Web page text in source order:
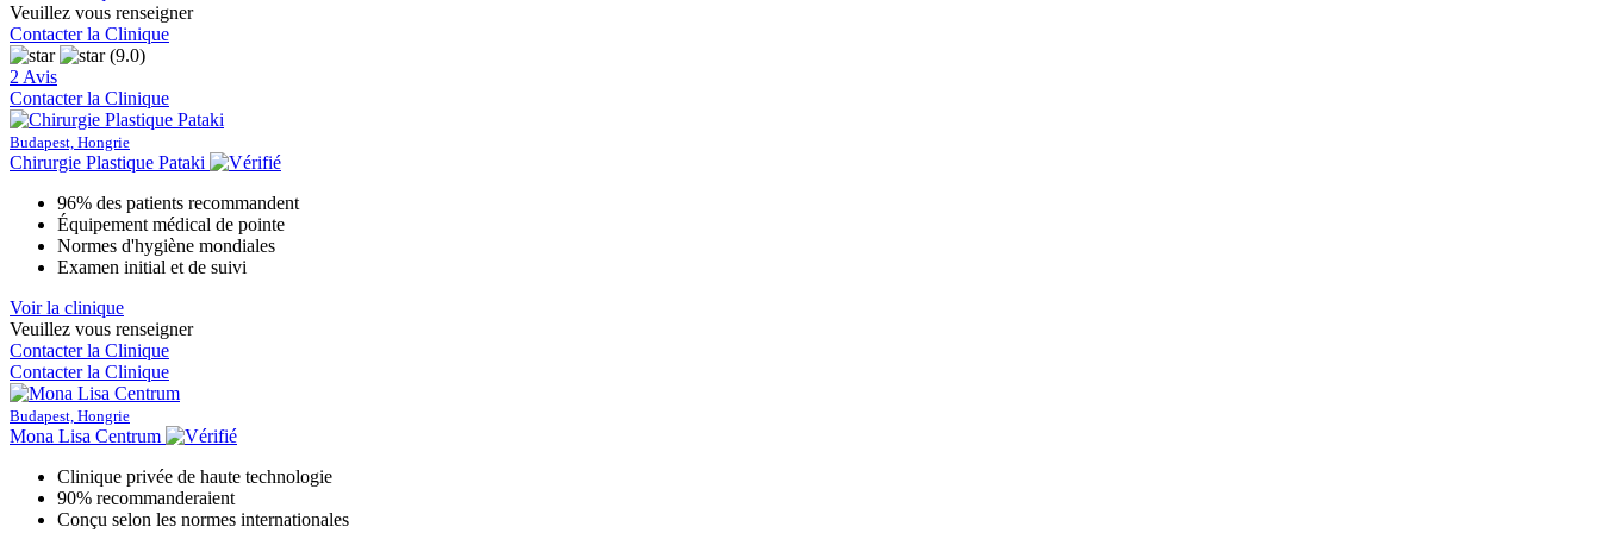
Veuillez vous renseigner
Contacter la Clinique
(9.0)
2 Avis
Contacter la Clinique
Budapest, Hongrie
Chirurgie Plastique Pataki
96% des patients recommandent
Équipement médical de pointe
Normes d'hygiène mondiales
Examen initial et de suivi
Voir la clinique
Veuillez vous renseigner
Contacter la Clinique
Contacter la Clinique
Budapest, Hongrie
Mona Lisa Centrum
Clinique privée de haute technologie
90% recommanderaient
Conçu selon les normes internationales